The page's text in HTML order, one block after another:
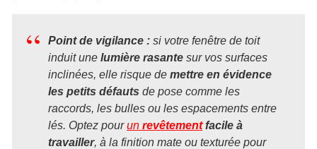
Point de vigilance : si votre fenêtre de toit
induit une lumière rasante sur vos surfaces
inclinées, elle risque de mettre en évidence
les petits défauts de pose comme les
raccords, les bulles ou les espacements entre
lés. Optez pourun revêtementfacile à
travailler, à la finition mate ou texturée pour